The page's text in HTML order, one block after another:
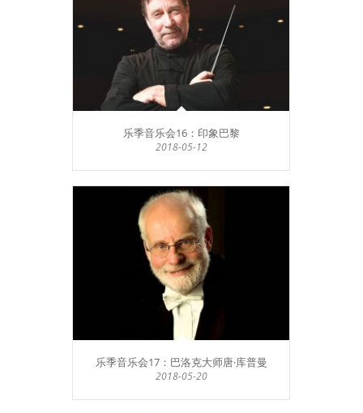
乐季音乐会16：印象巴黎
2018-05-12
乐季音乐会17：巴洛克大师唐·库普曼
2018-05-20